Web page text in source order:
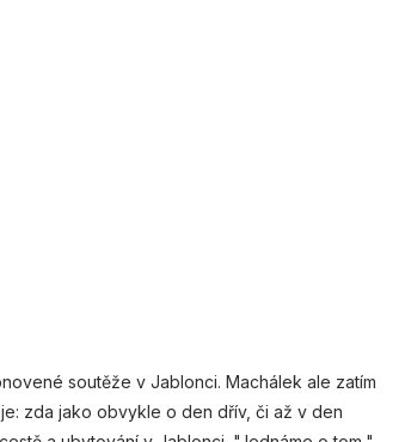
soutěže v Jablonci. Machálek ale zatím
zda jako obvykle o den dřív, či až v den